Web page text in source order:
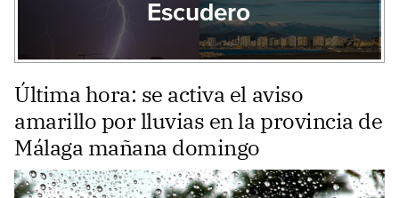
Escudero
Última hora: se activa el aviso
amarillo por lluvias en la provincia de
Málaga mañana domingo